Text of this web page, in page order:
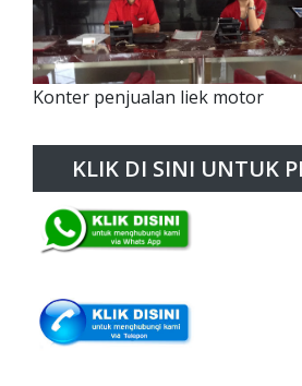
Konter penjualan liek motor
KLIK DI SINI UNTUK